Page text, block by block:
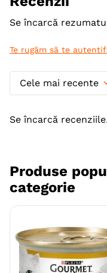
Calitate Hrana
Monoproteic
Metoda de preparare
Ambalaj
Producator
Se încarcă
Te rugăm să te
Cele mai recente
Se încarcă
Produse
categorie